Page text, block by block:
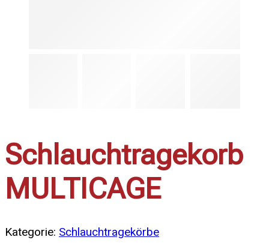
Schlauchtragekorb
MULTICAGE
Kategorie: Schlauchtragekörbe